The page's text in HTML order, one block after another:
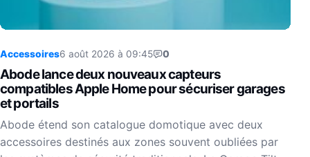
Accessoires6 août 2026 à 09:45 0
Abode lance deux nouveaux capteurs
compatibles Apple Home pour sécuriser garages
et portails
Abode étend son catalogue domotique avec deux
accessoires destinés aux zones souvent oubliées par